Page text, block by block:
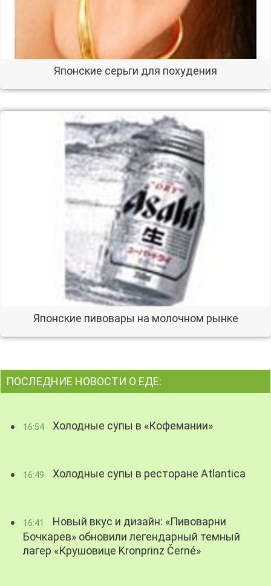
Японские серьги для похудения
Японские пивовары на молочном рынке
ПОСЛЕДНИЕ НОВОСТИ О ЕДЕ:
16:54 Холодные супы в «Кофемании»
16:49 Холодные супы в ресторане Atlantica
16:41
Новый вкус и дизайн: «Пивоварни
Бочкарев» обновили легендарный темный
лагер «Крушовице Kronprinz Černé»